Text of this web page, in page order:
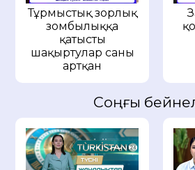
Тұрмыстық зорлық
зомбылыққа
қатысты
шақыртулар саны
артқан
Соңғы